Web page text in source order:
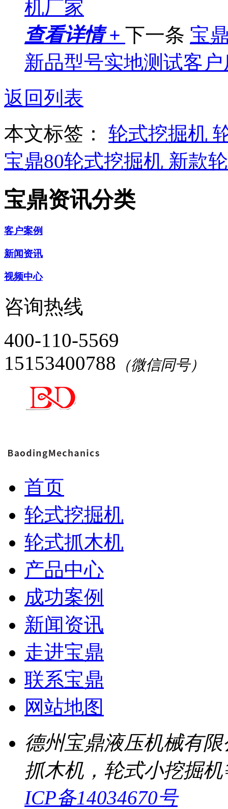
机厂家
查看详情 + 下一条 宝
新品型号实地测试客
返回列表
本文标签： 轮式挖掘机
宝鼎80轮式挖掘机 新款
宝鼎资讯分类
客户案例
新闻资讯
视频中心
咨询热线
400-110-5569
15153400788 （微信同号）
首页
轮式挖掘机
轮式抓木机
产品中心
成功案例
新闻资讯
走进宝鼎
联系宝鼎
网站地图
德州宝鼎液压机械有
抓木机，轮式小挖掘
ICP备14034670号